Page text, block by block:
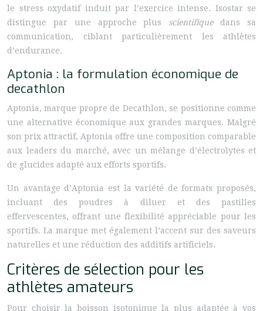
le stress oxydatif induit par l’exercice intense. Isostar se
distingue par une approche plus scientifique dans sa
communication, ciblant particulièrement les athlètes
d’endurance.
Aptonia : la formulation économique de
decathlon
Aptonia, marque propre de Decathlon, se positionne comme
une alternative économique aux grandes marques. Malgré
son prix attractif, Aptonia offre une composition comparable
aux leaders du marché, avec un mélange d’électrolytes et
de glucides adapté aux efforts sportifs.
Un avantage d’Aptonia est la variété de formats proposés,
incluant des poudres à diluer et des pastilles
effervescentes, offrant une flexibilité appréciable pour les
sportifs. La marque met également l’accent sur des saveurs
naturelles et une réduction des additifs artificiels.
Critères de sélection pour les
athlètes amateurs
Pour choisir la boisson isotonique la plus adaptée à vos